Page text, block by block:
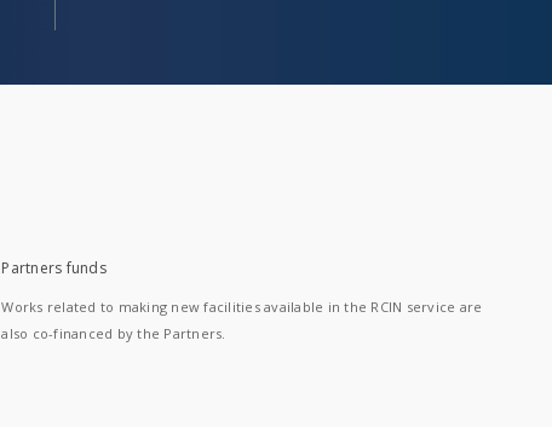
Partners funds
Works related to making new facilities available in the RCIN service are
also co-financed by the Partners.